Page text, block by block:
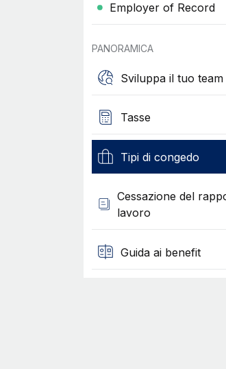
Employer of Record
PANORAMICA
Sviluppa il tuo team
Tasse
Tipi di congedo
Cessazione del
lavoro
Guida ai benefit